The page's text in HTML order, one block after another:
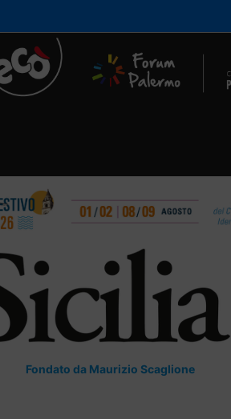
Fondato da Maurizio Scaglione